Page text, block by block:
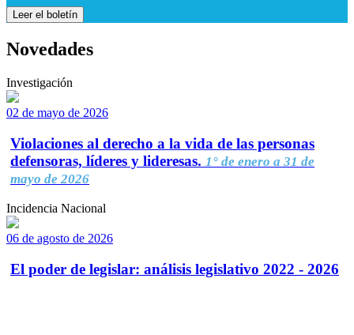
Leer el boletín
Novedades
Investigación
02 de mayo de 2026
Violaciones al derecho a la vida de las personas
defensoras, líderes y lideresas. 1° de enero a 31 de
mayo de 2026
Incidencia Nacional
06 de agosto de 2026
El poder de legislar: análisis legislativo 2022 - 2026